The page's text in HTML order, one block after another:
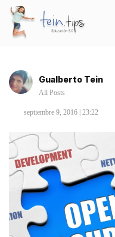
Gualberto Tein
All Posts
septiembre 9, 2016 | 23:22